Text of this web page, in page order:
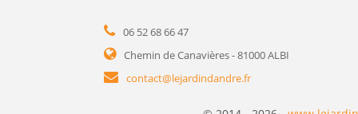
06 52 68 66 47
Chemin de Canavières - 81000 ALBI
contact@lejardindandre.fr